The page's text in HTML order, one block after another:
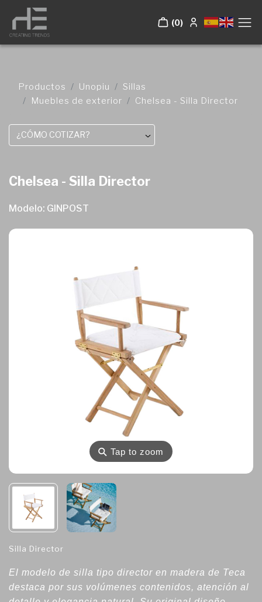
(0)
Productos Unopiu
Sillas
Muebles de exterior
Chelsea - Silla Director
¿CÓMO COTIZAR?
Chelsea - Silla Director
Modelo: GINPOST
⚲Tap to zoom
Silla Director
El modelo de silla tipo director en madera de Teca
destaca por sus volúmenes contenidos, atención al